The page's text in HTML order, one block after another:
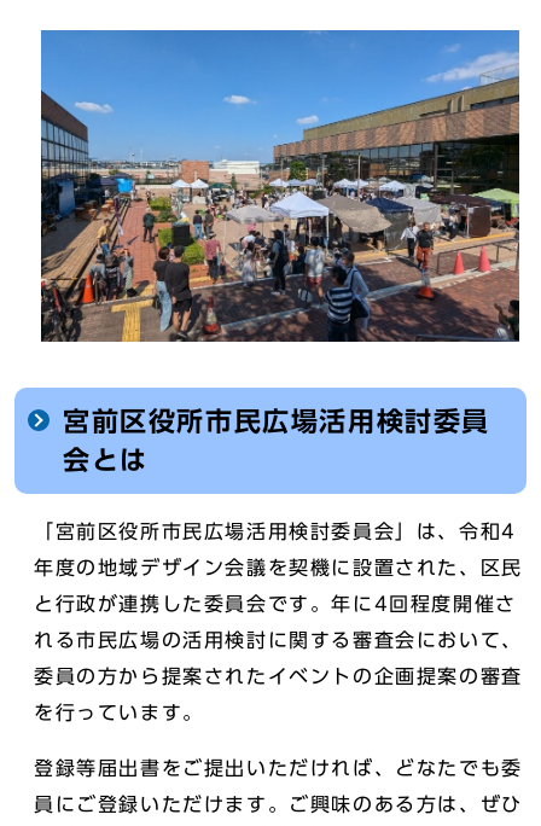
宮前区役所市民広場活用検討委員
会とは
「宮前区役所市民広場活用検討委員会」は、令和4
年度の地域デザイン会議を契機に設置された、区民
と行政が連携した委員会です。年に4回程度開催さ
れる市民広場の活用検討に関する審査会において、
委員の方から提案されたイベントの企画提案の審査
を行っています。
登録等届出書をご提出いただければ、どなたでも委
員にご登録いただけます。ご興味のある方は、ぜひ